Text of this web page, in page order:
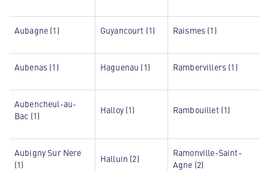
Aubagne (1) Guyancourt (1) Raismes (1)
Aubenas (1) Haguenau (1) Rambervillers (1)
Aubencheul-au-
Bac (1)
Halloy (1) Rambouillet (1)
Aubigny Sur Nere
(1)
Halluin (2)
Ramonville-Saint-
Agne (2)